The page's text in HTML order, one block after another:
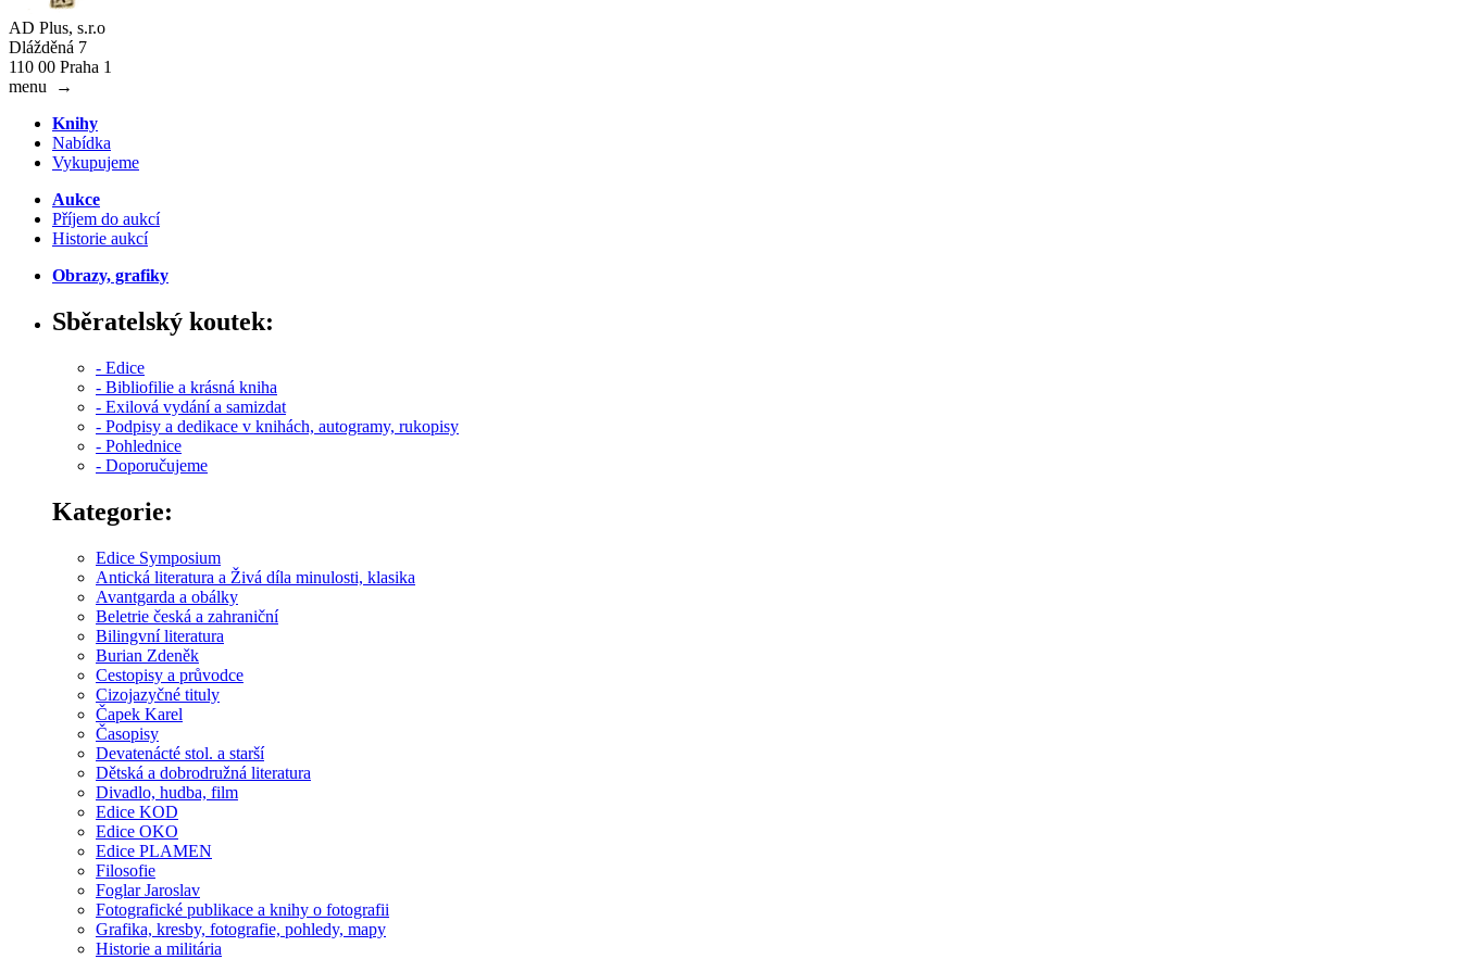
AD Plus, s.r.o
Dlážděná 7
110 00 Praha 1
menu
→
Knihy
Nabídka
Vykupujeme
Aukce
Příjem do aukcí
Historie aukcí
Obrazy, grafiky
Sběratelský koutek:
- Edice
- Bibliofilie a krásná kniha
- Exilová vydání a samizdat
- Podpisy a dedikace v knihách, autogramy, rukopisy
- Pohlednice
- Doporučujeme
Kategorie:
Edice Symposium
Antická literatura a Živá díla minulosti, klasika
Avantgarda a obálky
Beletrie česká a zahraniční
Bilingvní literatura
Burian Zdeněk
Cestopisy a průvodce
Cizojazyčné tituly
Čapek Karel
Časopisy
Devatenácté stol. a starší
Dětská a dobrodružná literatura
Divadlo, hudba, film
Edice KOD
Edice OKO
Edice PLAMEN
Filosofie
Foglar Jaroslav
Fotografické publikace a knihy o fotografii
Grafika, kresby, fotografie, pohledy, mapy
Historie a militária